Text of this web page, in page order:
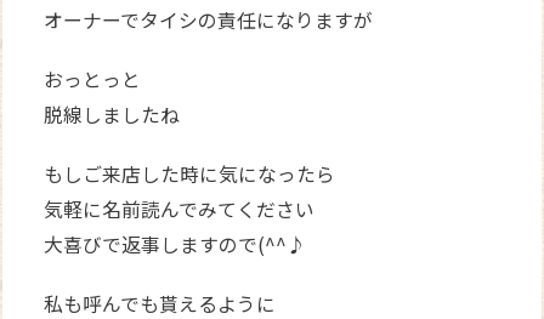
オーナーでタイシの責任になりますが
おっとっと
脱線しましたね
もしご来店した時に気になったら
気軽に名前読んでみてください
大喜びで返事しますので(^^♪
私も呼んでも貰えるように